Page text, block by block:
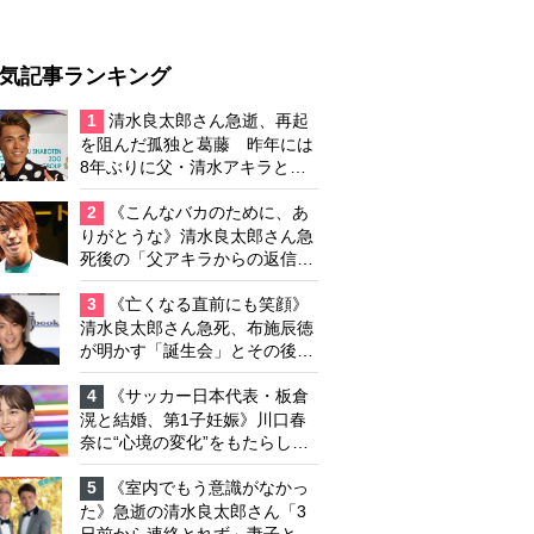
記事ランキング
1
清水良太郎さん急逝、再起
を阻んだ孤独と葛藤 昨年には
8年ぶりに父・清水アキラと共
演、本格的な活動再開に向かっ
ていたが…周囲が懸念していた
「不安定なところ」
2
《こんなバカのために、あ
りがとうな》清水良太郎さん急
死後の「父アキラからの返信」
布施辰徳が涙で明かす「順番が
違う」
3
《亡くなる直前にも笑顔》
清水良太郎さん急死、布施辰徳
が明かす「誕生会」とその後の
メッセージ
4
《サッカー日本代表・板倉
滉と結婚、第1子妊娠》川口春
奈に“心境の変化”をもたらした
主演映画『ママせか』 身を削
って「がんに蝕まれる母」を演
じた壮絶な撮影現場
5
《室内でもう意識がなかっ
た》急逝の清水良太郎さん「3